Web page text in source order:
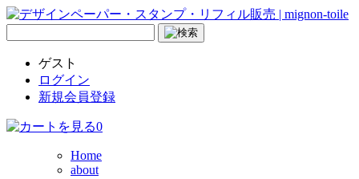
ゲスト
ログイン
新規会員登録
0
Home
about